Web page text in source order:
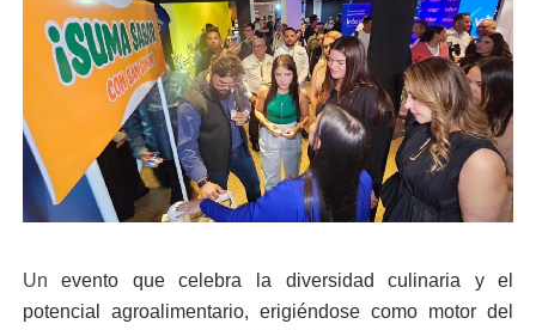
Unevento que celebra la diversidad culinaria y el
potencial agroalimentario, erigiéndose como motor del